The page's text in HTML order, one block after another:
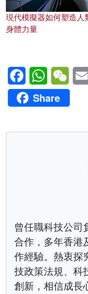
現代模擬器如何塑造人
身體力量
FacebookWhatsApp
Share
曾任職科技公司
合作，多年香港
作經驗。熱衷探
技政策法規、科
創新，相信成長